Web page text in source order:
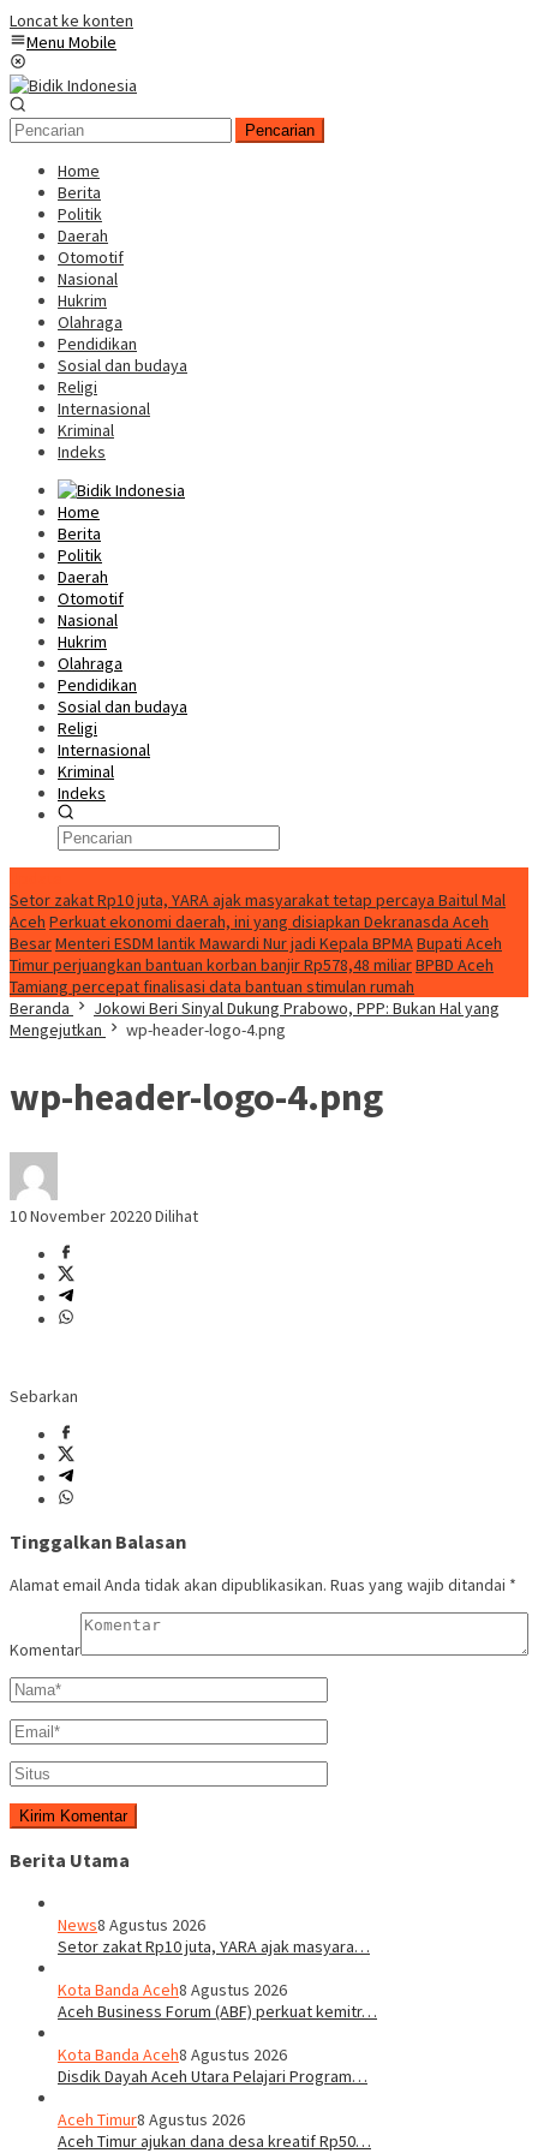
Loncat ke konten
Menu Mobile
Pencarian
Home
Berita
Politik
Daerah
Otomotif
Nasional
Hukrim
Olahraga
Pendidikan
Sosial dan budaya
Religi
Internasional
Kriminal
Indeks
Home
Berita
Politik
Daerah
Otomotif
Nasional
Hukrim
Olahraga
Pendidikan
Sosial dan budaya
Religi
Internasional
Kriminal
Indeks
Setor zakat Rp10 juta, YARA ajak masyarakat tetap percaya Baitul Mal
Aceh Perkuat ekonomi daerah, ini yang disiapkan Dekranasda Aceh
BesarMenteri ESDM lantik Mawardi Nur jadi Kepala BPMABupati Aceh
Timur perjuangkan bantuan korban banjir Rp578,48 miliarBPBD Aceh
Tamiang percepat finalisasi data bantuan stimulan rumah
Beranda
Jokowi Beri Sinyal Dukung Prabowo, PPP: Bukan Hal yang
Mengejutkan
wp-header-logo-4.png
wp-header-logo-4.png
10 November 20220 Dilihat
Sebarkan
Tinggalkan Balasan
Alamat email Anda tidak akan dipublikasikan. Ruas yang wajib ditandai *
Komentar
Berita Utama
News8 Agustus 2026
Setor zakat Rp10 juta, YARA ajak masyara…
Kota Banda Aceh8 Agustus 2026
Aceh Business Forum (ABF) perkuat kemitr…
Kota Banda Aceh8 Agustus 2026
Disdik Dayah Aceh Utara Pelajari Program…
Aceh Timur8 Agustus 2026
Aceh Timur ajukan dana desa kreatif Rp50…